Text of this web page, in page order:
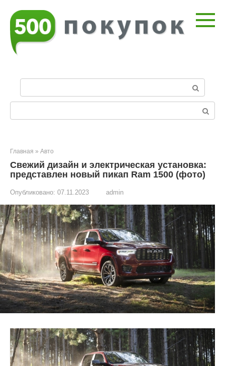
контенту
о
и
Главная » Авто
Свежий дизайн и электрическая установка:
представлен новый пикап Ram 1500 (фото)
Опубликовано: 07.11.2023 admin